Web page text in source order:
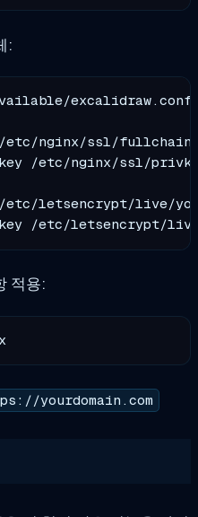
:
excalidraw.conf
nginx/ssl/
/etc/nginx/ssl/
letsencrypt/live/
적용:
yourdomain.com